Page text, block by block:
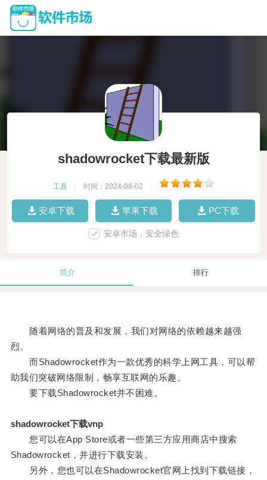
shadowrocket下载最新版
工具 时间：2024-08-02
安卓下载 苹果下载 PC下载
安卓市场，安全绿色
简介 排行
随着网络的普及和发展，我们对网络的依赖越来越强
烈。
而Shadowrocket作为一款优秀的科学上网工具，可以帮
助我们突破网络限制，畅享互联网的乐趣。
要下载Shadowrocket并不困难。
shadowrocket下载vnp
您可以在App Store或者一些第三方应用商店中搜索
Shadowrocket，并进行下载安装。
另外，您也可以在Shadowrocket官网上找到下载链接，